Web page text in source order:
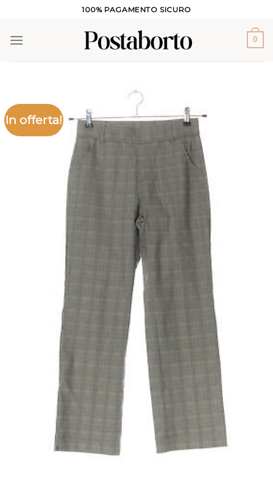
contenuti
100% PAGAMENTO SICURO
0
In offerta!